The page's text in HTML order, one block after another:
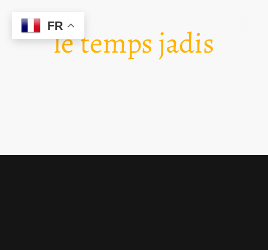
le temps jadis
FR